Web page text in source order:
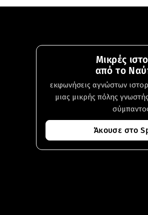
Μικρές
από το
εκφωνήσεις αγνώστων
μιας μικρής πόλης
Άκουσε στο